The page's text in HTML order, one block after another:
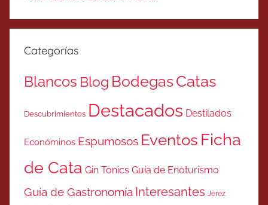
Categorías
Blancos Blog BodegasCatas
Descubrimientos Destacados Destilados
Económinos Espumosos Eventos Ficha
de Cata Gin Tonics Guía de Enoturismo
Guía de Gastronomía Interesantes Jerez